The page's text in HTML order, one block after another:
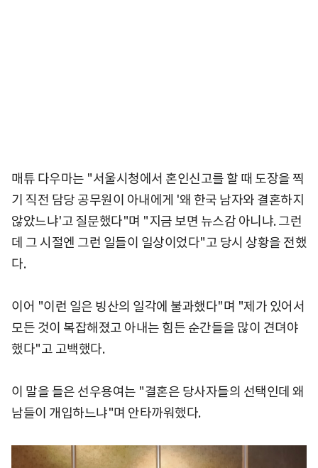
매튜 다우마는 "서울시청에서 혼인신고를 할 때 도장을 찍
기 직전 담당 공무원이 아내에게 '왜 한국 남자와 결혼하지
않았느냐'고 질문했다"며 "지금 보면 뉴스감 아니냐. 그런
데 그 시절엔 그런 일들이 일상이었다"고 당시 상황을 전했
다.
이어 "이런 일은 빙산의 일각에 불과했다"며 "제가 있어서
모든 것이 복잡해졌고 아내는 힘든 순간들을 많이 견뎌야
했다"고 고백했다.
이 말을 들은 선우용여는 "결혼은 당사자들의 선택인데 왜
남들이 개입하느냐"며 안타까워했다.